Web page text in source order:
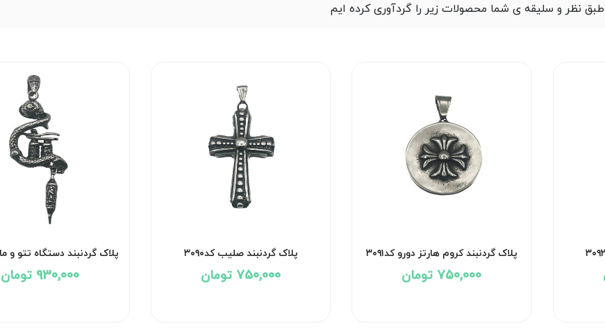
طبق نظر و سلیقه ی شما محصولات زیر را گردآوری کرده ایم
پلاک گردنبند کروم هارتز دورو کد۳۰۹۱
750,000 تومان
پلاک گردنبند صلیب کد۳۰۹۰
750,000 تومان
پلاک گردنبند دستگاه تتو و مار
930,000 تومان